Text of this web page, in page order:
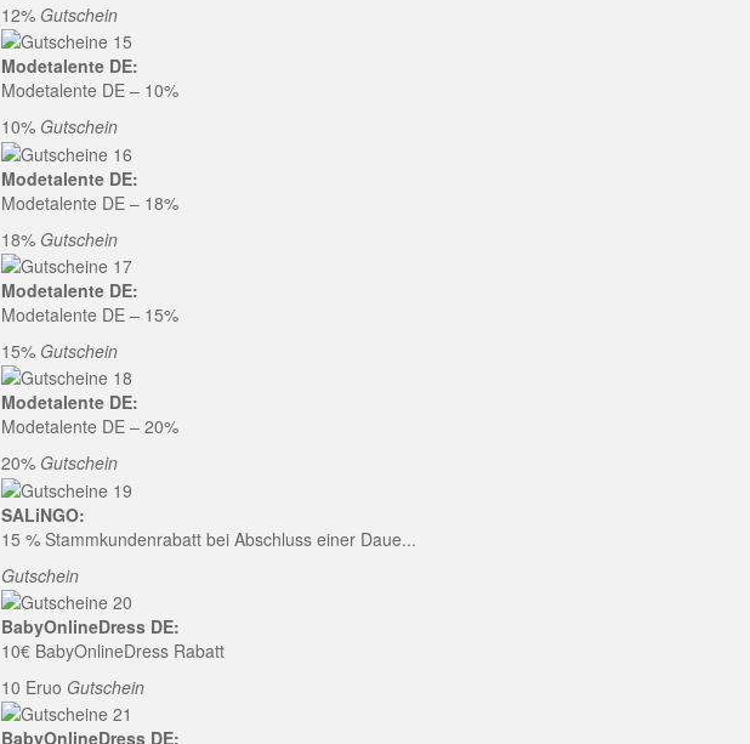
12% Gutschein
Modetalente DE:
Modetalente DE – 10%
10% Gutschein
Modetalente DE:
Modetalente DE – 18%
18% Gutschein
Modetalente DE:
Modetalente DE – 15%
15% Gutschein
Modetalente DE:
Modetalente DE – 20%
20% Gutschein
SALiNGO:
15 % Stammkundenrabatt bei Abschluss einer Daue...
Gutschein
BabyOnlineDress DE:
10€ BabyOnlineDress Rabatt
10 Eruo Gutschein
BabyOnlineDress DE: